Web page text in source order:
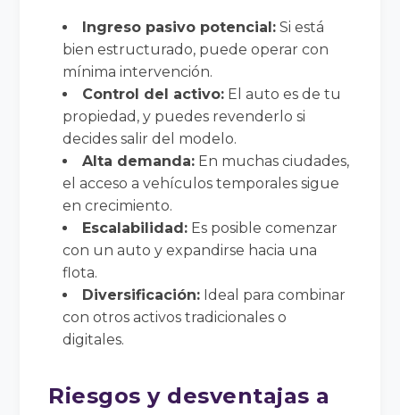
Ingreso pasivo potencial: Si está
bien estructurado, puede operar con
mínima intervención.
Control del activo: El auto es de tu
propiedad, y puedes revenderlo si
decides salir del modelo.
Alta demanda: En muchas ciudades,
el acceso a vehículos temporales sigue
en crecimiento.
Escalabilidad: Es posible comenzar
con un auto y expandirse hacia una
flota.
Diversificación: Ideal para combinar
con otros activos tradicionales o
digitales.
Riesgos y desventajas a